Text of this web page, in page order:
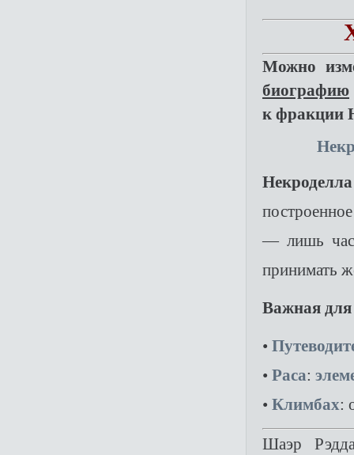
Можно
биографию
к фракции
Некроделла
— лишь
принимать
Важная
•
• Раса:
• Климбах:
Шаэр